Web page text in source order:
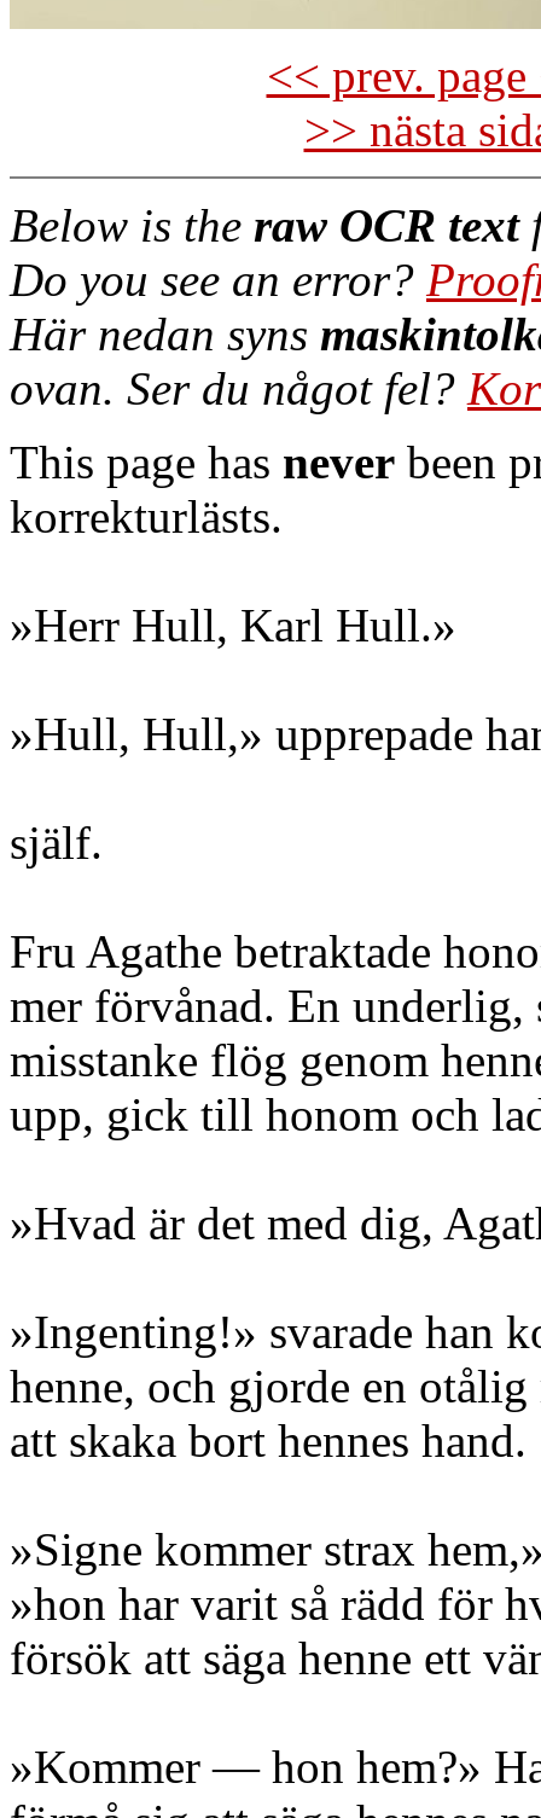
<< prev.
>> nästa
Below is the raw OCR text
Do you see an error?
Här nedan syns
ovan. Ser du något fel?
This page has never been
korrekturlästs.
»Herr Hull, Karl Hull.»
»Hull, Hull,» upprepade
själf.
Fru Agathe betraktade
mer förvånad. En
misstanke flög genom
upp, gick till honom och
»Hvad är det med dig,
»Ingenting!» svarade han
henne, och gjorde en
att skaka bort hennes hand.
»Signe kommer strax
»hon har varit så rädd för
försök att säga henne ett
»Kommer — hon hem?»